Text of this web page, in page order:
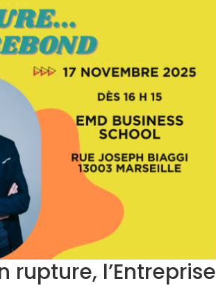
rupture, l’Entreprise